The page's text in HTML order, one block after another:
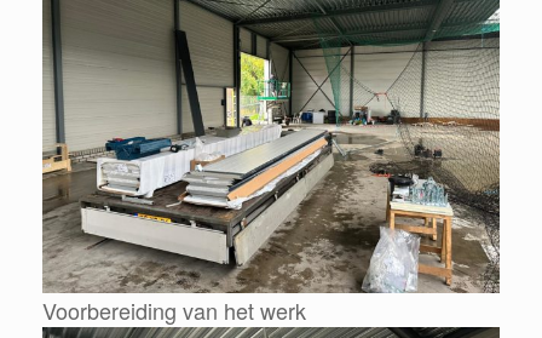
Voorbereiding van het werk